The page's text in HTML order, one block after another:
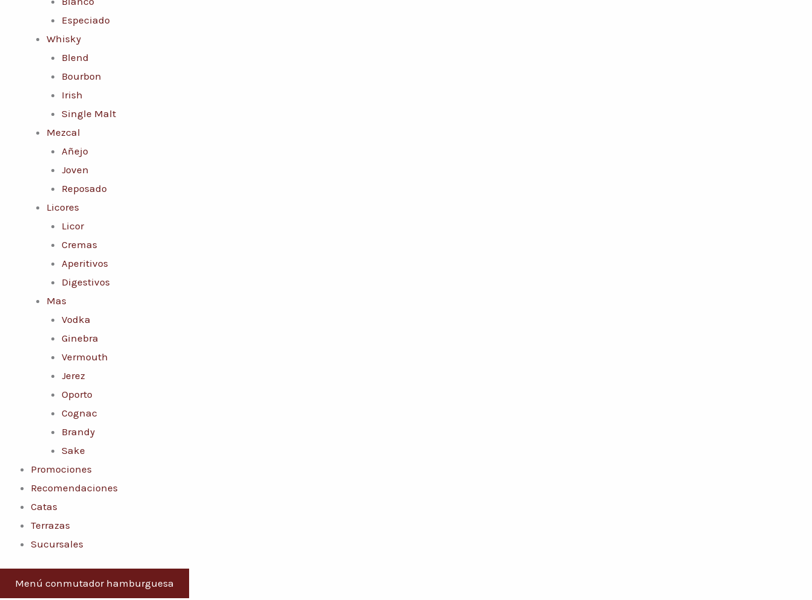
Especiado
Whisky
Blend
Bourbon
Irish
Single Malt
Mezcal
Añejo
Joven
Reposado
Licores
Licor
Cremas
Aperitivos
Digestivos
Mas
Vodka
Ginebra
Vermouth
Jerez
Oporto
Cognac
Brandy
Sake
Promociones
Recomendaciones
Catas
Terrazas
Sucursales
Menú conmutador hamburguesa